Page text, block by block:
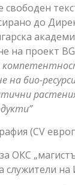
до
на проект
на био-
(CV
служители